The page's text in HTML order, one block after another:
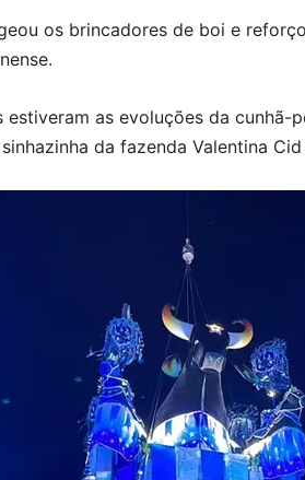
os brincadores de boi e
as evoluções da
da fazenda Valentina